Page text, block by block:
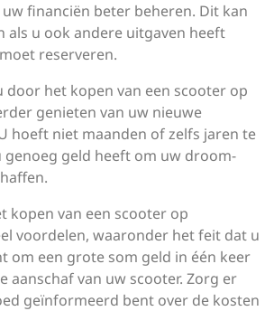
financiën beter beheren. Dit kan
als u ook andere uitgaven heeft
reserveren.
door het kopen van een scooter op
genieten van uw nieuwe
hoeft niet maanden of zelfs jaren te
genoeg geld heeft om uw droom-
kopen van een scooter op
voordelen, waaronder het feit dat u
om een grote som geld in één keer
aanschaf van uw scooter. Zorg er
geïnformeerd bent over de kosten